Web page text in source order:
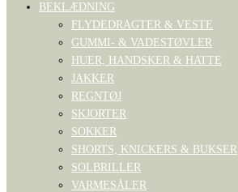
BEKLÆDNING
FLYDEDRAGTER & VESTE
GUMMI- & VADESTØVLER
HUER, HANDSKER & HATTE
JAKKER
REGNTØJ
SKJORTER
SOKKER
SHORTS, KNICKERS & BUKSER
SOLBRILLER
VARMESÅLER